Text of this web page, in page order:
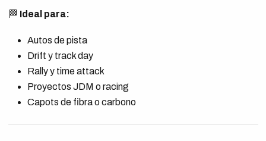
🏁 Ideal para:
Autos de pista
Drift y track day
Rally y time attack
Proyectos JDM o racing
Capots de fibra o carbono